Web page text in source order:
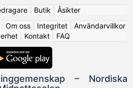
| Butik
Åsikter
Om oss| Integritet| Användarvillkor
| Kontakt| FAQ
– Nordiska